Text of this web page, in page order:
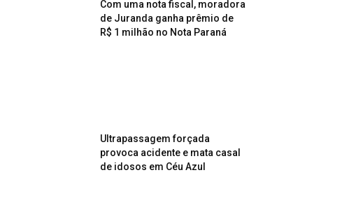
Com uma nota fiscal, moradora
de Juranda ganha prêmio de
R$ 1 milhão no Nota Paraná
Ultrapassagem forçada
provoca acidente e mata casal
de idosos em Céu Azul